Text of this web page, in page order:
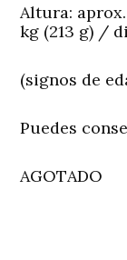
Altura: aprox.
kg (213 g) /
(signos de
Puedes
AGOTADO